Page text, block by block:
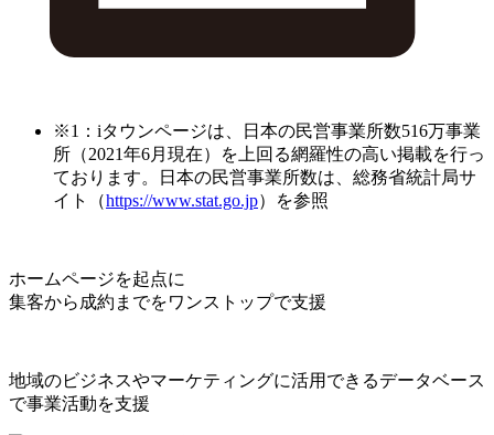
※1：iタウンページは、日本の民営事業所数516万事業
所（2021年6月現在）を上回る網羅性の高い掲載を行っ
ております。日本の民営事業所数は、総務省統計局サ
イト（https://www.stat.go.jp）を参照
ホームページを起点に
集客から成約までをワンストップで支援
地域のビジネスやマーケティングに活用できるデータベース
で事業活動を支援